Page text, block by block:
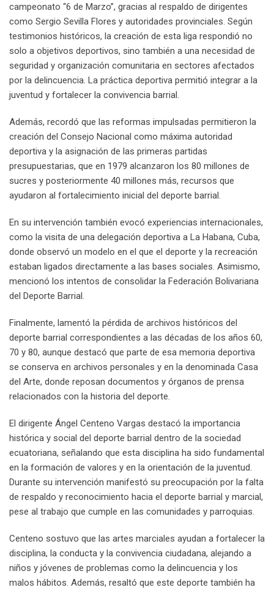
campeonato “6 de Marzo”, gracias al respaldo de dirigentes
como Sergio Sevilla Flores y autoridades provinciales. Según
testimonios históricos, la creación de esta liga respondió no
solo a objetivos deportivos, sino también a una necesidad de
seguridad y organización comunitaria en sectores afectados
por la delincuencia. La práctica deportiva permitió integrar a la
juventud y fortalecer la convivencia barrial.
Además, recordó que las reformas impulsadas permitieron la
creación del Consejo Nacional como máxima autoridad
deportiva y la asignación de las primeras partidas
presupuestarias, que en 1979 alcanzaron los 80 millones de
sucres y posteriormente 40 millones más, recursos que
ayudaron al fortalecimiento inicial del deporte barrial.
En su intervención también evocó experiencias internacionales,
como la visita de una delegación deportiva a La Habana, Cuba,
donde observó un modelo en el que el deporte y la recreación
estaban ligados directamente a las bases sociales. Asimismo,
mencionó los intentos de consolidar la Federación Bolivariana
del Deporte Barrial.
Finalmente, lamentó la pérdida de archivos históricos del
deporte barrial correspondientes a las décadas de los años 60,
70 y 80, aunque destacó que parte de esa memoria deportiva
se conserva en archivos personales y en la denominada Casa
del Arte, donde reposan documentos y órganos de prensa
relacionados con la historia del deporte.
El dirigente Ángel Centeno Vargas destacó la importancia
histórica y social del deporte barrial dentro de la sociedad
ecuatoriana, señalando que esta disciplina ha sido fundamental
en la formación de valores y en la orientación de la juventud.
Durante su intervención manifestó su preocupación por la falta
de respaldo y reconocimiento hacia el deporte barrial y marcial,
pese al trabajo que cumple en las comunidades y parroquias.
Centeno sostuvo que las artes marciales ayudan a fortalecer la
disciplina, la conducta y la convivencia ciudadana, alejando a
niños y jóvenes de problemas como la delincuencia y los
malos hábitos. Además, resaltó que este deporte también ha